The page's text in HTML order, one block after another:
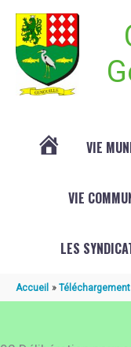
VIE
VIE
LES
Accueil